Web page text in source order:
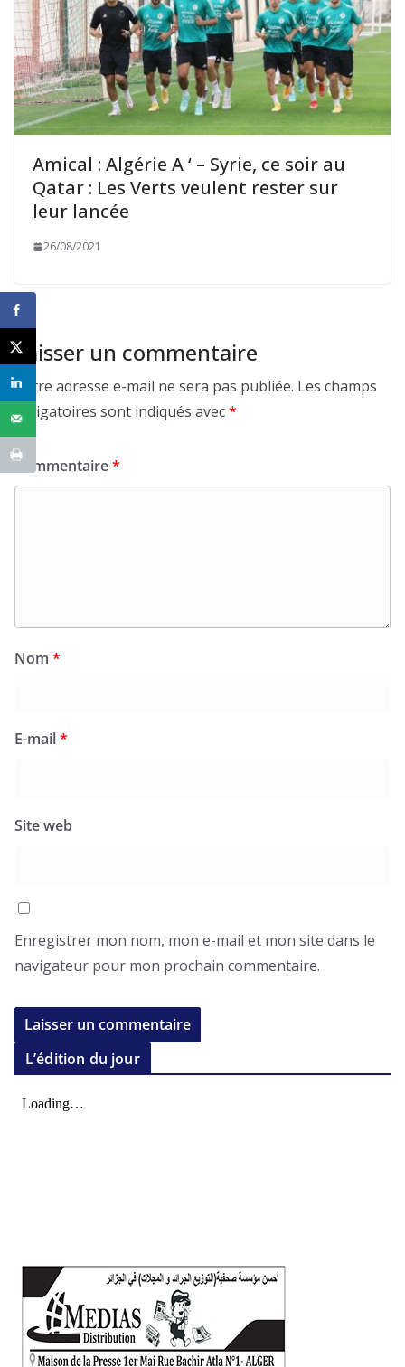
Amical : Algérie A ‘ – Syrie, ce soir au
Qatar : Les Verts veulent rester sur
leur lancée
26/08/2021
Laisser un commentaire
Votre adresse e-mail ne sera pas publiée. Les champs
obligatoires sont indiqués avec*
Commentaire*
Nom *
E-mail*
Site web
Enregistrer mon nom, mon e-mail et mon site dans le
navigateur pour mon prochain commentaire.
L’édition du jour